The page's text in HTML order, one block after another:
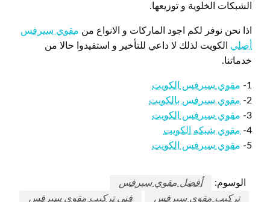
الشبكات الخلوية و توزيعها.
اذا نحن نوفر لكم اجود الماركات و الانواع من مقوي سيرفس
أصلي الكويت لذلك لا داعي للتأخير و استفيدوا حالا من
خدماتنا.
1-
مقوي سيرفس الكويت
2-
مقوي سيرفس بالكويت
3-
مقوي سيرفس الكويت
4-
مقوي شبكه الكويت
5-
مقوي سيرفس الكويت
الوسوم:
أفضل مقوي سيرفس
تركيب مقوي سيرفس
فني تركيب مقوي سيرفس